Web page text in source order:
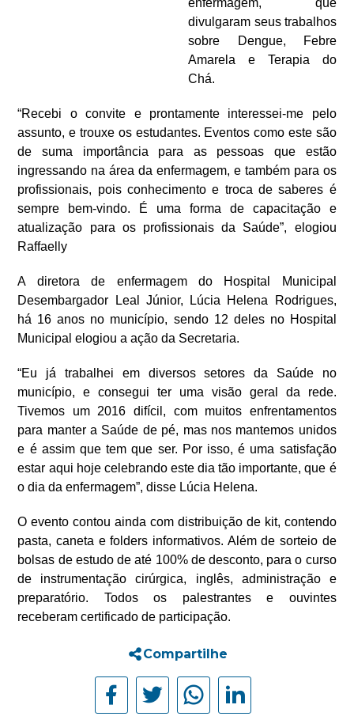
enfermagem, que
divulgaram seus trabalhos
sobre
Dengue, Febre
Amarela e Terapia do
Chá.
“Recebi o convite e prontamente interessei-me pelo
assunto, e trouxe os estudantes. Eventos como este são
de suma importância para as pessoas que estão
ingressando na área da enfermagem, e também para os
profissionais, pois conhecimento e troca de saberes é
sempre bem-vindo.
É uma forma de capacitação e
atualização para os profissionais da Saúde”, elogiou
Raffaelly
A diretora de enfermagem do Hospital Municipal
Desembargador Leal Júnior, Lúcia Helena Rodrigues,
há 16 anos no município, sendo 12 deles no Hospital
Municipal elogiou a ação da Secretaria.
“Eu já trabalhei em diversos setores da Saúde no
município, e consegui ter uma visão geral da rede.
Tivemos um 2016 difícil, com muitos enfrentamentos
para manter a Saúde de pé, mas nos mantemos unidos
e é assim que tem que ser. Por isso, é uma satisfação
estar aqui hoje celebrando este dia tão importante, que é
o dia da enfermagem”, disse Lúcia Helena.
O evento contou ainda com distribuição de kit, contendo
pasta, caneta e folders informativos. Além de sorteio de
bolsas de estudo de até 100% de desconto, para o curso
de instrumentação cirúrgica, inglês, administração e
preparatório. Todos os palestrantes e ouvintes
receberam certificado de participação.
Compartilhe